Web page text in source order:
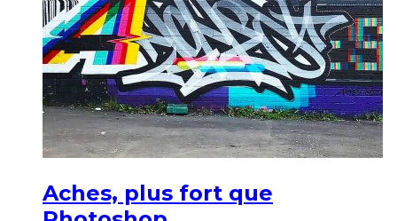
Aches, plus fort que